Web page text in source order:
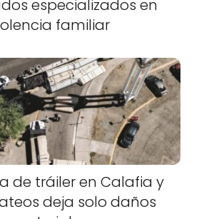
especializados en
familiar
de tráiler en Calafia y
deja solo daños